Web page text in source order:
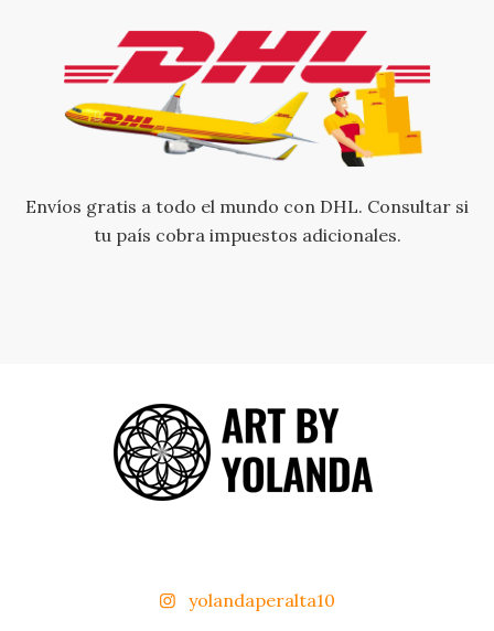
Envíos gratis a todo el mundo con DHL. Consultar si
tu país cobra impuestos adicionales.
yolandaperalta10